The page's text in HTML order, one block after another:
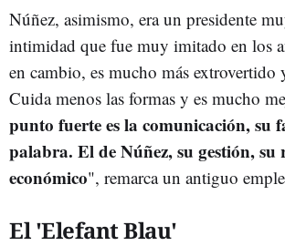
Núñez, asimismo, era un presidente
intimidad que fue muy imitado en los
en cambio, es mucho más extrovertido
Cuida menos las formas y es mucho
punto fuerte es la comunicación, su
palabra. El de Núñez, su gestión, su
económico", remarca un antiguo
El 'Elefant Blau'